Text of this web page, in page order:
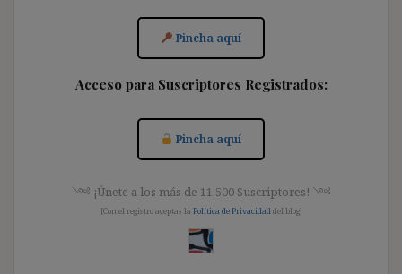
Pincha aquí
Acceso para Suscriptores Registrados:
Pincha aquí
༺ ¡Únete a los más de 11.500 Suscriptores! ༺
[Con el registro aceptas la Política de Privacidad del blog]